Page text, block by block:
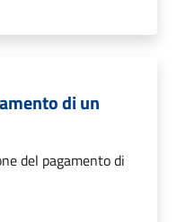
di un
del pagamento di